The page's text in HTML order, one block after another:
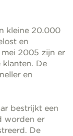
kleine 20.000
en
mei 2005 zijn er
klanten. De
en
bestrijkt een
worden er
De